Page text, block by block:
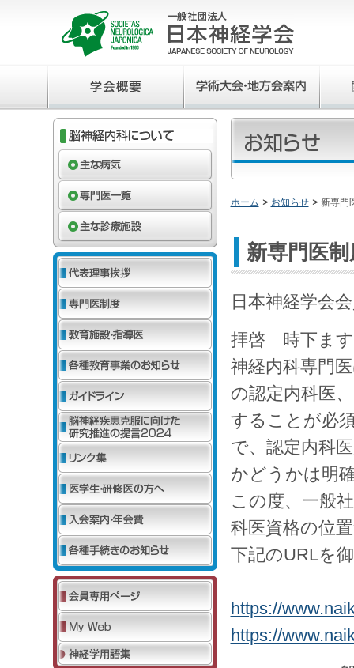
ホーム お知らせ 新専門
新専門医
日本神経学会
拝啓 時下ます
神経内科専門
の認定内科医
することが必
で、認定内科
かどうかは明
この度、一般
科医資格の位
下記のURLを
https://
https://